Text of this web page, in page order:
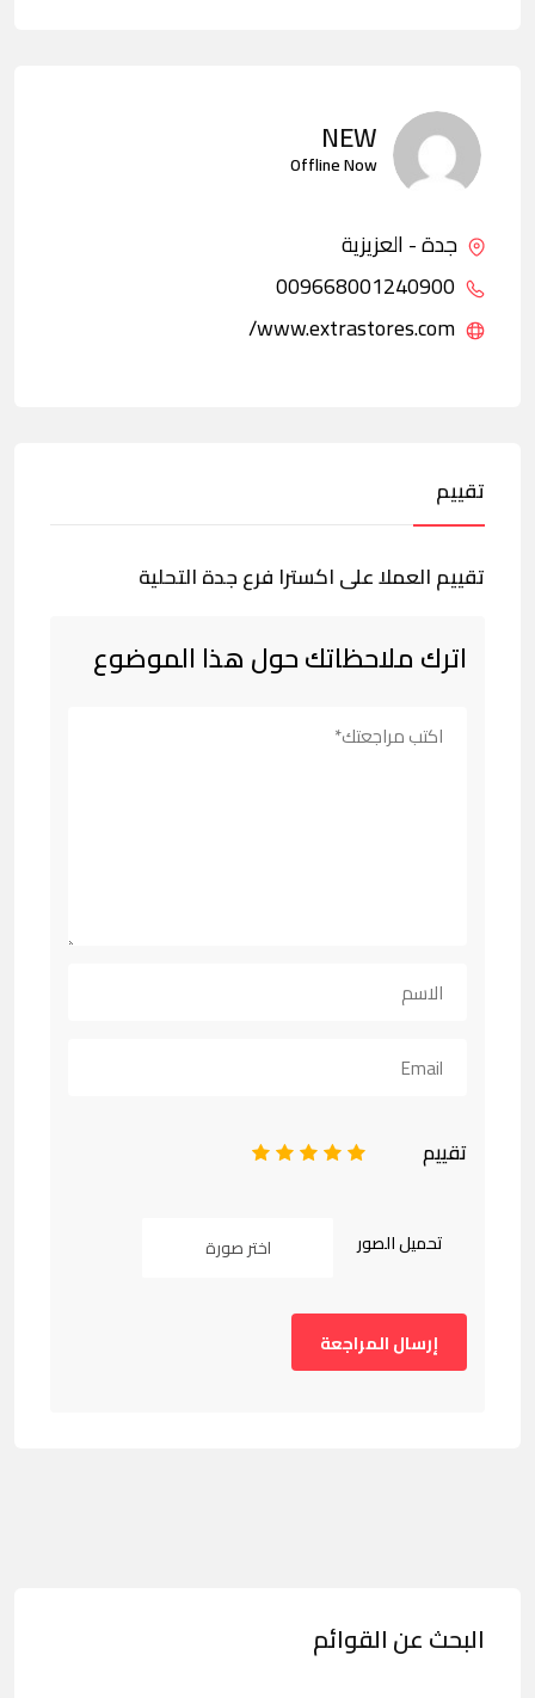
NEW
Offline Now
جدة - العزيزية
تقييم
تقييم العملا على اكسترا فرع جدة التحلية
اترك ملاحظاتك حول هذا الموضوع
تقييم 5
4
3
2
تحميل الصور اختر صورة
البحث عن القوائم